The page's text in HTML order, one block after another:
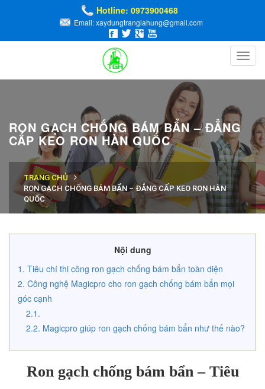
Hotline: 0973900468
Email: xaydungtrangiahung@gmail.com
RON GẠCH CHỐNG BÁM BẨN – ĐẲNG
CẤP KEO RON HÀN QUỐC
TRANG CHỦ
RON GẠCH CHỐNG BÁM BẨN – ĐẲNG CẤP KEO RON HÀN
QUỐC
Nội dung
Tiêu chí thi công ron gạch chống bám bẩn toàn diện
Công nghệ Magicpro cho ron gạch chống bám bẩn mọi
góc cạnh
Magicpro giúp ron gạch chống bám bẩn như thế nào?
Ron gạch chống bám bẩn – Tiêu